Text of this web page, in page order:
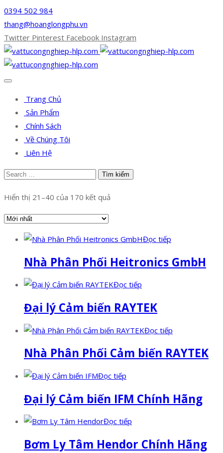
0394 502 984
thang@hoanglongphu.vn
Twitter Pinterest Facebook Instagram
Trang Chủ
Sản Phẩm
Chính Sách
Về Chúng Tôi
Liên Hệ
Hiển thị 21–40 của 170 kết quả
Đọc tiếp
Nhà Phân Phối Heitronics GmbH
Đọc tiếp
Đại lý Cảm biến RAYTEK
Đọc tiếp
Nhà Phân Phối Cảm biến RAYTEK
Đọc tiếp
Đại lý Cảm biến IFM Chính Hãng
Đọc tiếp
Bơm Ly Tâm Hendor Chính Hãng